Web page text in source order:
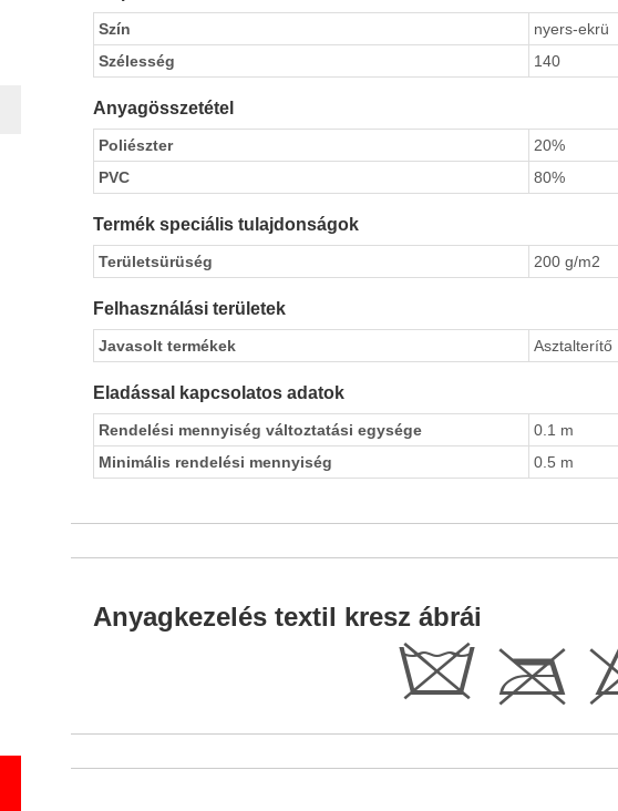
Szín
nyers-ekrü
Szélesség
140
Anyagösszetétel
Poliészter
20%
PVC
80%
Termék speciális tulajdonságok
Területsürüség 200 g/m2
Felhasználási területek
Javasolt termékek Asztalterítő
Eladással kapcsolatos adatok
Rendelési mennyiség változtatási egysége
0.1 m
Minimális rendelési mennyiség
0.5 m
Anyagkezelés textil kresz ábrái
d C